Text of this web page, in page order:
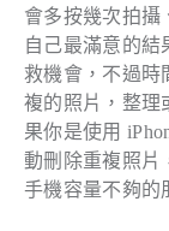
會多按幾次拍攝
自己最滿意的結
救機會，不過時
複的照片，整理
果你是使用
動刪除重複照片
手機容量不夠的